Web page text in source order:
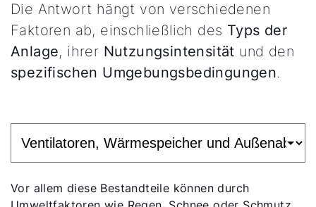
Die Antwort hängt von verschiedenen
Faktoren ab, einschließlich des Typs der
Anlage, ihrer Nutzungsintensität und den
spezifischen Umgebungsbedingungen.
Vor allem diese Bestandteile können durch